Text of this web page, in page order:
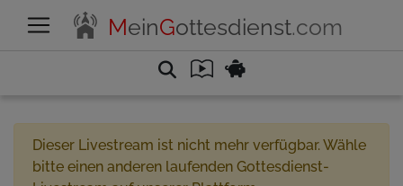
MeinGottesdienst.com
Dieser Livestream ist nicht mehr verfügbar. Wähle
bitte einen anderen laufenden Gottesdienst-